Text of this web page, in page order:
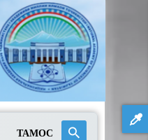
ТАМОС